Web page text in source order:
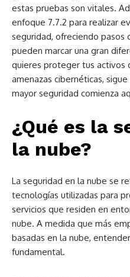
estas pruebas son vitales.
enfoque 7.7.2 para realizar
seguridad, ofreciendo pasos
pueden marcar una gran
quieres proteger tus activos
amenazas cibernéticas,
mayor seguridad comienza
¿Qué es la
la nube?
La seguridad en la nube se
tecnologías utilizadas para
servicios que residen en
nube. A medida que más
basadas en la nube,
fundamental.